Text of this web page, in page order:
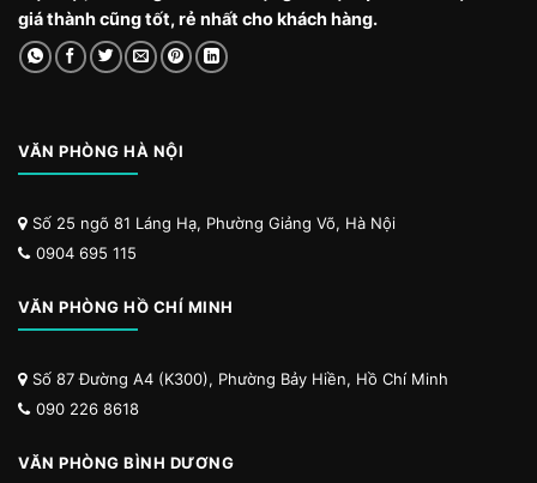
giá thành cũng tốt, rẻ nhất cho khách hàng.
VĂN PHÒNG HÀ NỘI
Số 25 ngõ 81 Láng Hạ, Phường Giảng Võ, Hà Nội
0904 695 115
VĂN PHÒNG HỒ CHÍ MINH
Số 87 Đường A4 (K300), Phường Bảy Hiền, Hồ Chí Minh
090 226 8618
VĂN PHÒNG BÌNH DƯƠNG